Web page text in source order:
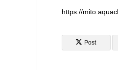
https://
Post